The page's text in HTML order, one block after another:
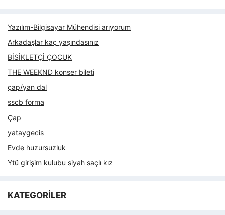
Yazılım-Bilgisayar Mühendisi arıyorum
Arkadaşlar kaç yaşındasınız
BİSİKLETÇİ ÇOCUK
THE WEEKND konser bileti
çap/yan dal
sscb forma
Çap
yataygecis
Evde huzursuzluk
Ytü girişim kulubu siyah saçlı kız
KATEGORİLER